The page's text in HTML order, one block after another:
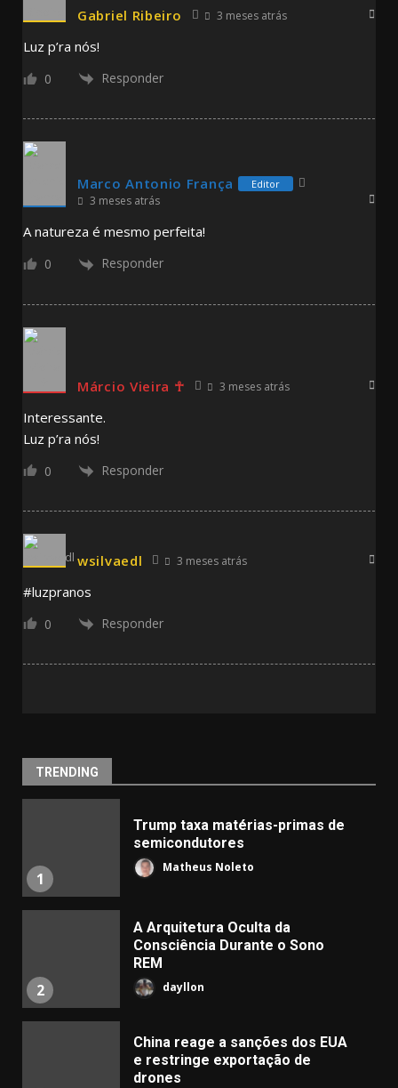
Gabriel Ribeiro 3 meses atrás
Luz p’ra nós!
0 Responder
Marco Antonio França Editor
3 meses atrás
A natureza é mesmo perfeita!
0 Responder
Márcio Vieira ☥ 3 meses atrás
Interessante.
Luz p’ra nós!
0 Responder
wsilvaedl 3 meses atrás
#luzpranos
0 Responder
TRENDING
1
Trump taxa matérias-primas de
semicondutores
Matheus Noleto
2
A Arquitetura Oculta da
Consciência Durante o Sono
REM
dayllon
China reage a sanções dos EUA
e restringe exportação de
drones